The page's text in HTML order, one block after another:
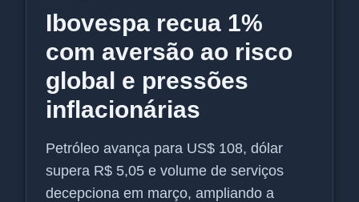
Ibovespa recua 1%
com aversão ao risco
global e pressões
inflacionárias
Petróleo avança para US$ 108, dólar
supera R$ 5,05 e volume de serviços
decepciona em março, ampliando a